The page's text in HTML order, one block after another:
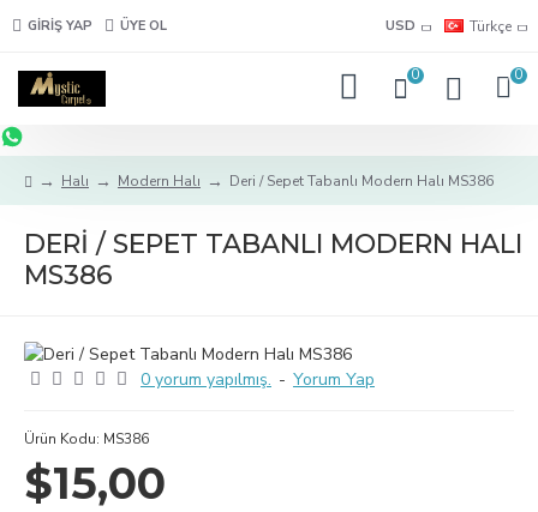
GIRIŞ YAP ÜYE OL USD Türkçe
0 0
Halı Modern Halı Deri / Sepet Tabanlı Modern Halı MS386
DERI / SEPET TABANLI MODERN HALI
MS386
0 yorum yapılmış. - Yorum Yap
$15,00
Ürün Kodu: MS386